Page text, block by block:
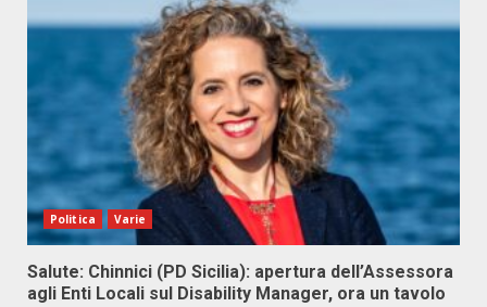
Politica Varie
Salute: Chinnici (PD Sicilia): apertura dell’Assessora
agli Enti Locali sul Disability Manager, ora un tavolo